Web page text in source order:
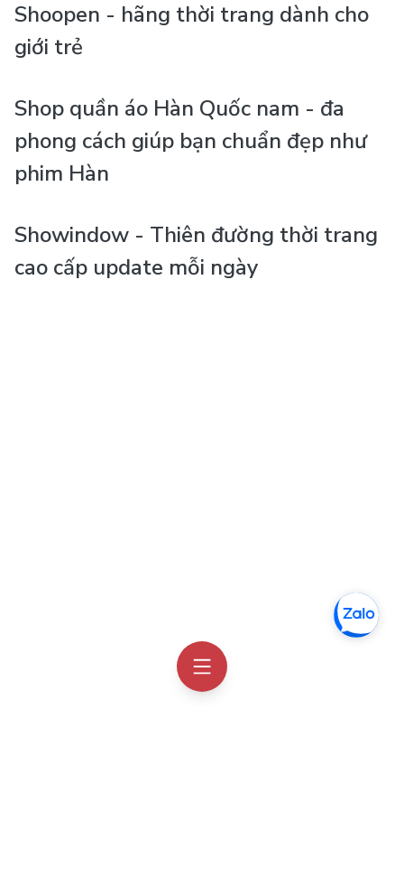
Shoopen - hãng thời trang dành cho
giới trẻ
Shop quần áo Hàn Quốc nam - đa
phong cách giúp bạn chuẩn đẹp như
phim Hàn
Showindow - Thiên đường thời trang
cao cấp update mỗi ngày